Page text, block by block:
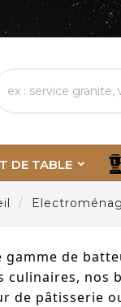
DE TABLE
gamme de
culinaires, nos
de pâtisserie